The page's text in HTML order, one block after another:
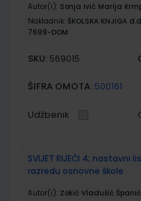
Autor(i): Sonja Ivić Marija
Nakladnik: ŠKOLSKA KNJIGA
7699-DOM
SKU: 569015
ŠIFRA OMOTA: 500161
Udžbenik
SVIJET RIJEČI 4;
razredu osnovne škole
Autor(i): Zokić Vladušić